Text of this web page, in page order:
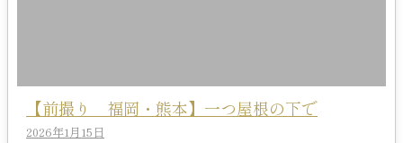
【前撮り 福岡・熊本】一つ屋根の下で
2026年1月15日